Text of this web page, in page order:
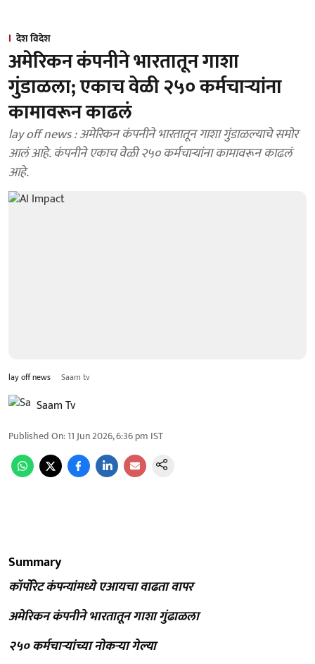
देश विदेश
अमेरिकन कंपनीने भारतातून गाशा
गुंडाळला; एकाच वेळी २५० कर्मचाऱ्यांना
कामावरून काढलं
lay off news : अमेरिकन कंपनीने भारतातून गाशा गुंडाळल्याचे समोर
आलं आहे. कंपनीने एकाच वेळी २५० कर्मचाऱ्यांना कामावरून काढलं
आहे.
lay off news Saam tv
Saam Tv
Published On:11 Jun 2026, 6:36 pm IST
Summary
कॉर्पोरेट कंपन्यांमध्ये एआयचा वाढता वापर
अमेरिकन कंपनीने भारतातून गाशा गुंढाळला
२५० कर्मचाऱ्यांच्या नोकऱ्या गेल्या